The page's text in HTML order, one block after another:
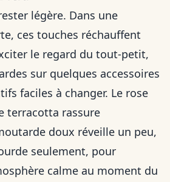
légère. Dans une
ces touches réchauffent
le regard du tout-petit,
sur quelques accessoires
faciles à changer. Le rose
terracotta rassure
doux réveille un peu,
seulement, pour
calme au moment du